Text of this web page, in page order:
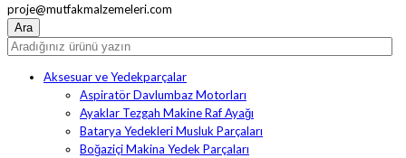
proje@mutfakmalzemeleri.com
Aksesuar ve Yedekparçalar
Aspiratör Davlumbaz Motorları
Ayaklar Tezgah Makine Raf Ayağı
Batarya Yedekleri Musluk Parçaları
Boğaziçi Makina Yedek Parçaları